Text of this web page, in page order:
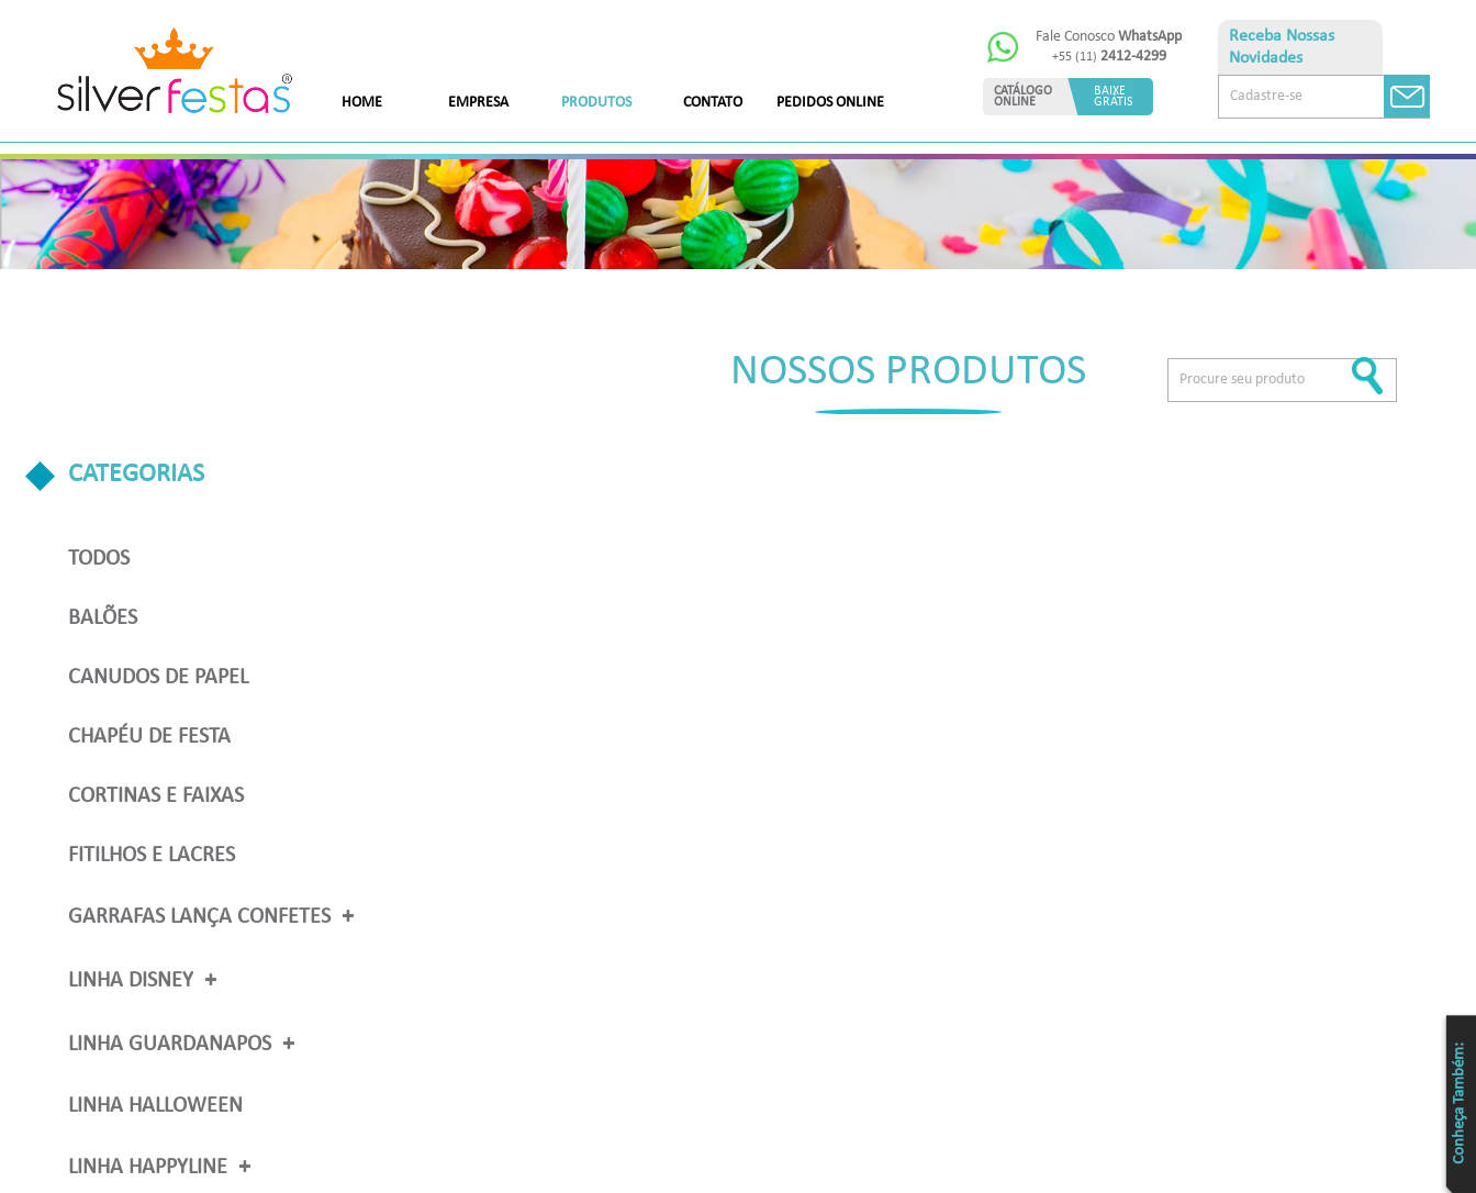
HOME EMPRESA PRODUTOS
BALÕES
CANUDOS DE PAPEL
CHAPÉU DE FESTA
CONTATO PEDIDOS ONLINE
Fale ConoscoWhatsApp
+55 (11) 2412-4299
CATÁLOGO
ONLINE
BAIXE
GRÁTIS
Receba Nossas
Novidades
Conheça Também:
CATEGORIAS
TODOS
BALÕES
CANUDOS DE PAPEL
CHAPÉU DE FESTA
CORTINAS E FAIXAS
FITILHOS E LACRES
GARRAFAS LANÇA CONFETES
LINHA DISNEY
VELAS PERSONAGENS DISNEY
LINHA GUARDANAPOS
ESTAMPADOS
LISOS
LINHA HALLOWEEN
LINHA HAPPYLINE
NOSSOS PRODUTOS
Receba nossas novidades.
Cadastre-se antes do download